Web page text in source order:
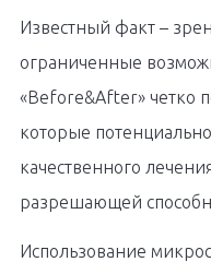
Известный факт –
ограниченные
«Before&After» четко
которые
качественного
разрешающей
Использование